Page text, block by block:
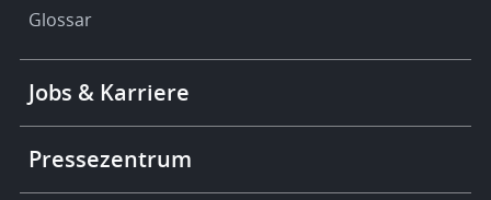
Glossar
More
links
Jobs & Karriere
Pressezentrum